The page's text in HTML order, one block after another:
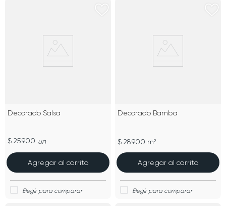
Decorado Salsa
$ 25.900 un
Agregar al carrito
Decorado Bamba
$ 28.900 m²
Agregar al carrito